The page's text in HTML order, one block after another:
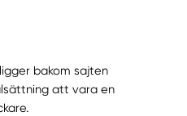
bakom sajten
att vara en